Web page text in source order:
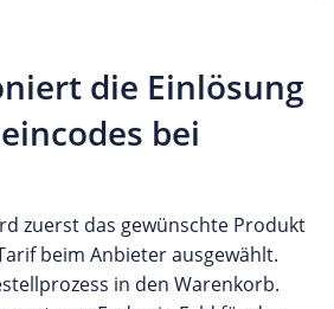
die Einlösung
bei
zuerst das gewünschte Produkt
beim Anbieter ausgewählt.
in den Warenkorb.